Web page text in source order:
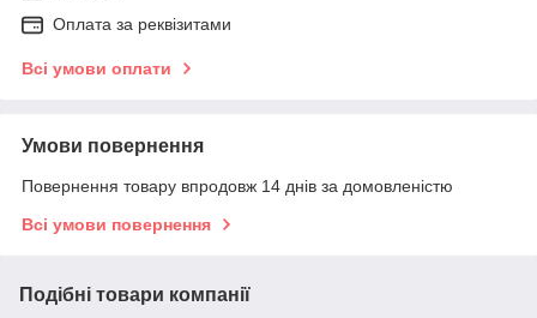
Оплата за реквізитами
Всі умови оплати
Умови повернення
Повернення товару впродовж 14 днів за домовленістю
Всі умови повернення
Подібні товари компанії